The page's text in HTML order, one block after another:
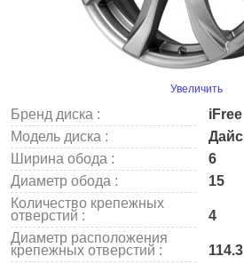
Увеличить
Бренд диска :
iFree
Модель диска :
Дайс
Ширина обода :
6
Диаметр обода :
15
Количество крепежных
отверстий :
4
Диаметр расположения
крепежных отверстий :
114.3